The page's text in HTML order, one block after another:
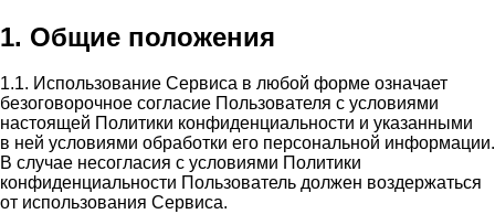
1. Общие положения
1.1. Использование Сервиса в любой форме означает
безоговорочное согласие Пользователя с условиями
настоящей Политики конфиденциальности и указанными
в ней условиями обработки его персональной информации.
В случае несогласия с условиями Политики
конфиденциальности Пользователь должен воздержаться
от использования Сервиса.